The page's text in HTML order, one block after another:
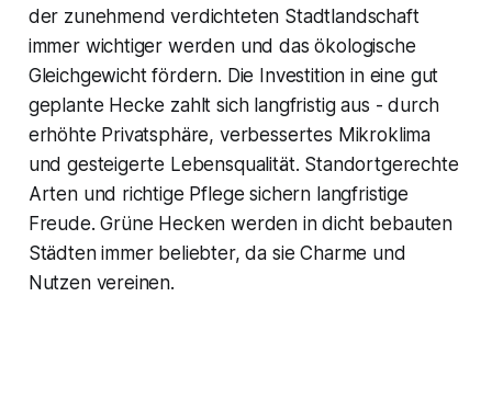
der zunehmend verdichteten Stadtlandschaft
immer wichtiger werden und das ökologische
Gleichgewicht fördern. Die Investition in eine gut
geplante Hecke zahlt sich langfristig aus - durch
erhöhte Privatsphäre, verbessertes Mikroklima
und gesteigerte Lebensqualität. Standortgerechte
Arten und richtige Pflege sichern langfristige
Freude. Grüne Hecken werden in dicht bebauten
Städten immer beliebter, da sie Charme und
Nutzen vereinen.